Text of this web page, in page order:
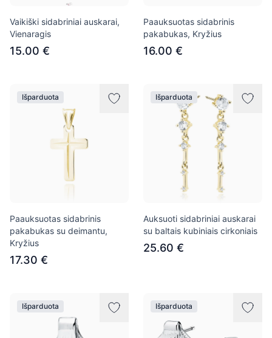
Vaikiški sidabriniai auskarai,
Vienaragis
15.00 €
Paauksuotas sidabrinis
pakabukas, Kryžius
16.00 €
Išparduota
Paauksuotas sidabrinis
pakabukas su deimantu,
Kryžius
17.30 €
Išparduota
Auksuoti sidabriniai auskarai
su baltais kubiniais cirkoniais
25.60 €
Išparduota Išparduota